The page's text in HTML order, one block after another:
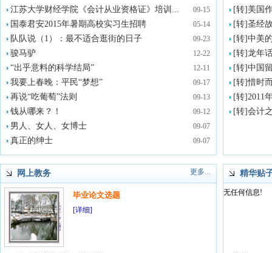
09-15
江苏大学财经学院《会计从业资格证》培训...
05-14
国泰君安2015年暑期高校实习生招聘
09-23
队队说（1）：最不适合逛街的日子
12-22
骏马驴
12-11
“出乎意料的科学结局”
09-17
我要上春晚：平民“梦想”
09-13
再说“吃葡萄”法则
09-12
钱从哪来？！
09-07
男人、女人、女博士
09-07
真正的绅士
[转]美国
[转]圣经
[转]中美
[转]龙年
[转]中国
[转]惜时
[转]2011
[转]会计
更多...
网上教务
毕业论文选题
[详细]
精华贴
无任何信息!